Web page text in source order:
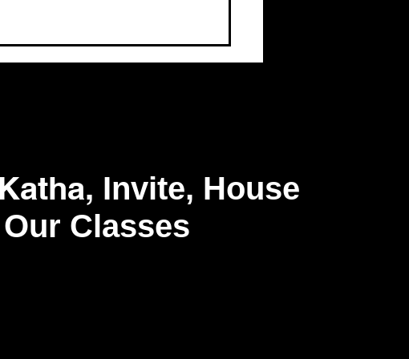
2026। Kaliyuga End Signs
& Temple Mystery।
Invite, House
Classes